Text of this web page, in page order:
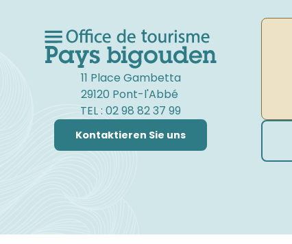
11 Place Gambetta
29120 Pont-l'Abbé
TEL : 02 98 82 37 99
Kontaktieren Sie uns